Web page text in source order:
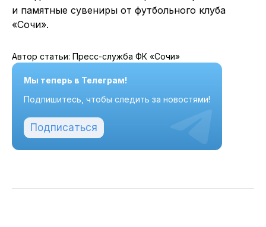
и памятные сувениры от футбольного клуба
«Сочи».
Автор статьи: Пресс-служба ФК «Сочи»
Мы теперь в Телеграм!
Подпишитесь, чтобы следить за новостями!
Подписаться